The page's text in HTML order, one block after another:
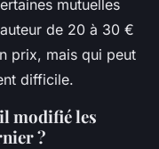
mutuelles
de 20 à 30 €
prix, mais qui peut
difficile.
modifié les
?